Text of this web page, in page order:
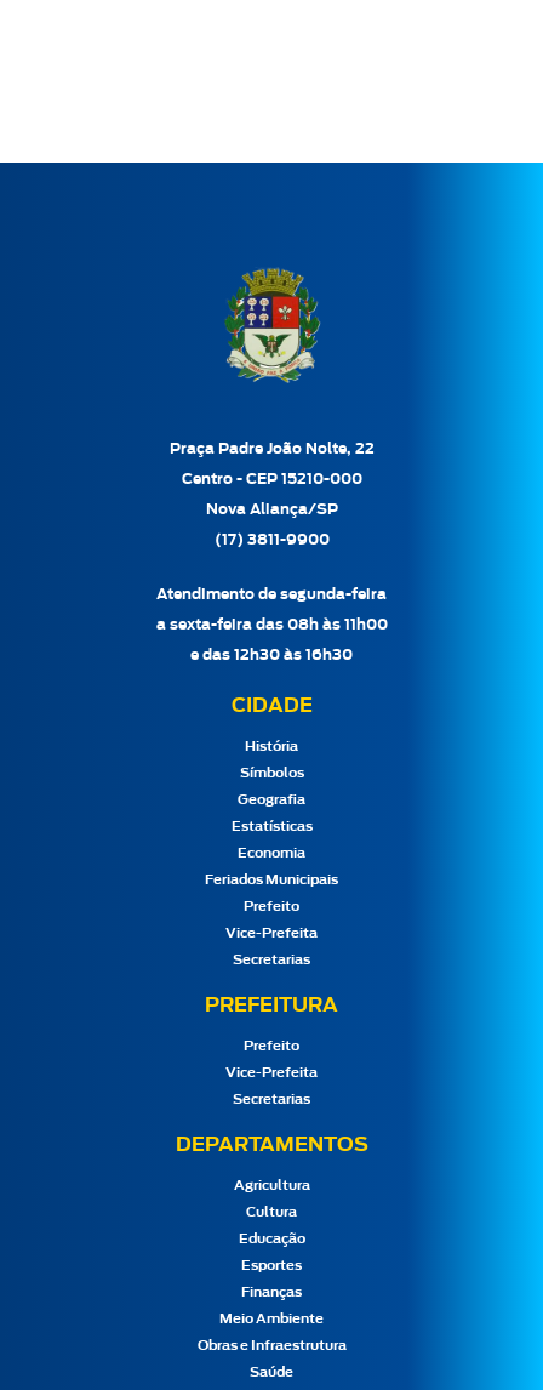
Praça Padre João Nolte, 22
Centro - CEP 15210-000
Nova Aliança/SP
(17) 3811-9900
Atendimento de segunda-feira
a sexta-feira das 08h às 11h00
e das 12h30 às 16h30
CIDADE
História
Símbolos
Geografia
Estatísticas
Economia
Feriados Municipais
Prefeito
Vice-Prefeita
Secretarias
PREFEITURA
Prefeito
Vice-Prefeita
Secretarias
DEPARTAMENTOS
Agricultura
Cultura
Educação
Esportes
Finanças
Meio Ambiente
Obras e Infraestrutura
Saúde